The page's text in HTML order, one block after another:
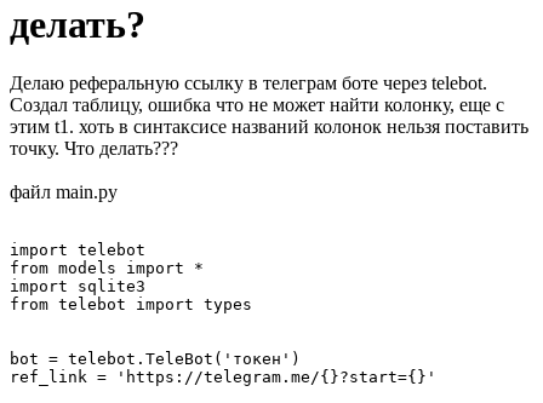
делать?
Делаю реферальную ссылку в телеграм боте через telebot.
Создал таблицу, ошибка что не может найти колонку, еще с
этим t1. хоть в синтаксисе названий колонок нельзя поставить
точку. Что делать???
файл main.py
import telebot
from models import *
import sqlite3
from telebot import types
bot = telebot.TeleBot('токен')
ref_link = 'https://telegram.me/{}?start={}'